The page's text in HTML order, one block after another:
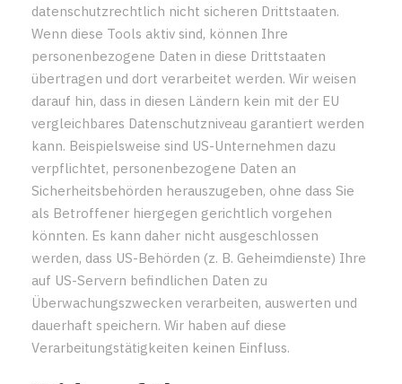
datenschutzrechtlich nicht sicheren Drittstaaten.
Wenn diese Tools aktiv sind, können Ihre
personenbezogene Daten in diese Drittstaaten
übertragen und dort verarbeitet werden. Wir weisen
darauf hin, dass in diesen Ländern kein mit der EU
vergleichbares Datenschutzniveau garantiert werden
kann. Beispielsweise sind US-Unternehmen dazu
verpflichtet, personenbezogene Daten an
Sicherheitsbehörden herauszugeben, ohne dass Sie
als Betroffener hiergegen gerichtlich vorgehen
könnten. Es kann daher nicht ausgeschlossen
werden, dass US-Behörden (z. B. Geheimdienste) Ihre
auf US-Servern befindlichen Daten zu
Überwachungszwecken verarbeiten, auswerten und
dauerhaft speichern. Wir haben auf diese
Verarbeitungstätigkeiten keinen Einfluss.